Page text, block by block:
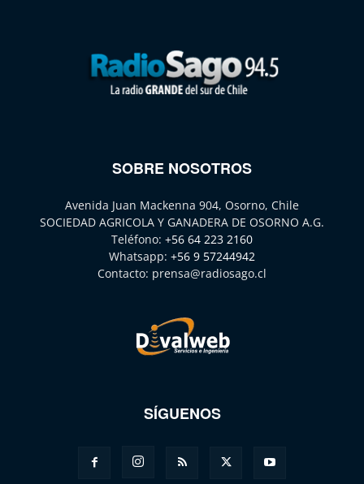
SOBRE NOSOTROS
Avenida Juan Mackenna 904, Osorno, Chile
SOCIEDAD AGRICOLA Y GANADERA DE OSORNO A.G.
Teléfono: +56 64 223 2160
Whatsapp: +56 9 57244942
Contacto: prensa@radiosago.cl
SÍGUENOS